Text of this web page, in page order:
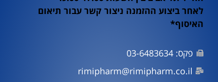
לאחר ביצוע ההזמנה ניצור קשר עבור תיאום
האיסוף*
פקס: 03-6483634
rimipharm@rimipharm.co.il